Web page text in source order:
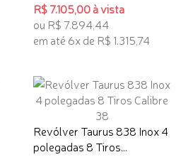
R$ 7.105,00 à vista
ou R$ 7.894,44
em até 6x de R$ 1.315,74
Revólver Taurus 838 Inox 4
polegadas 8 Tiros...